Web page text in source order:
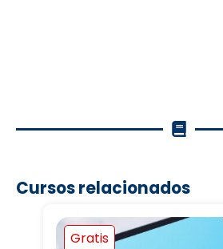
Cursos relacionados
Gratis